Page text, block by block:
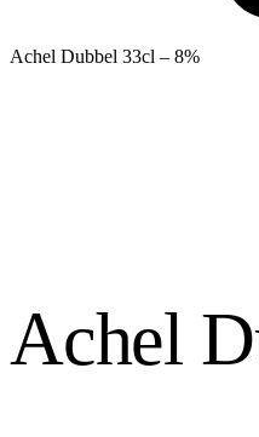
Achel Dubbel 33cl – 8%
Achel